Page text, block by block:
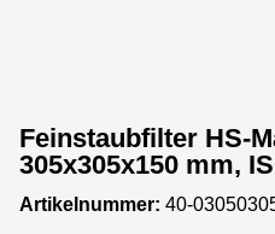
Feinstaubfilter HS-
305x305x150 mm,
80%, Rahmen:
einseitig, geschäumt
Artikelnummer: 40-